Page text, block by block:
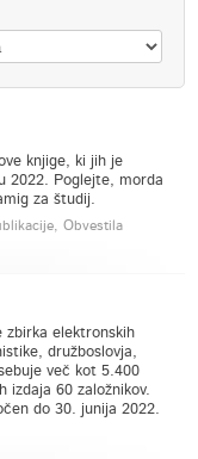
knjige, ki jih je
2022. Poglejte, morda
za študij.
Obvestila
zbirka elektronskih
družboslovja,
več kot 5.400
izdaja 60 založnikov.
do 30. junija 2022.